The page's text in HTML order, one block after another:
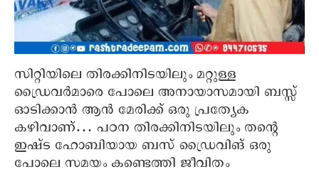
സിറ്റിയിലെ തിരക്കിനിടയിലും മറ്റുള്ള
ഡ്രൈവര്‍മാരെ പോലെ അനായാസമായി ബസ്സ്
ഓടിക്കാന്‍ ആന്‍ മേരിക്ക് ഒരു പ്രത്യേക
കഴിവാണ്… പഠന തിരക്കിനിടയിലും തന്റെ
ഇഷ്ട ഹോബിയായ ബസ് ഡ്രൈവിങ് ഒരു
പോലെ സമയം കണ്ടെത്തി ജീവിതം